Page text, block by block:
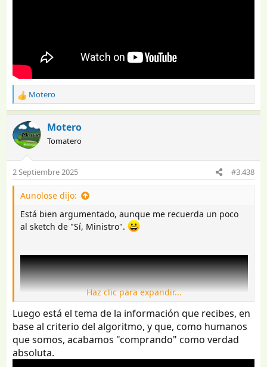
R
e
a
c
c
o
n
e
s
Motero
Motero
Tomatero
2 Septiembre 2025 #3.438
Aunolose dijo:
Está bien argumentado, aunque me recuerda un poco
al sketch de "Sí, Ministro".
Haz clic para expandir...
Luego está el tema de la información que recibes, en
base al criterio del algoritmo, y que, como humanos
que somos, acabamos "comprando" como verdad
absoluta.